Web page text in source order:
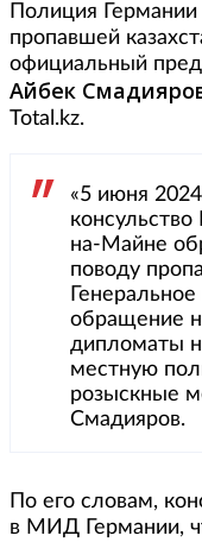
Полиция
пропавшей
официальный
Айбек
Total.kz.
«5 июня
на-Майне
поводу
обращение
дипломаты
местную
розыскные
Смадияров.
По его словам,
в МИД Германии,